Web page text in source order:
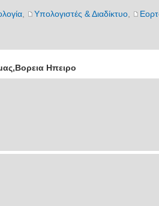
, Υπολογιστές & Διαδίκτυο,
Ηπειρο